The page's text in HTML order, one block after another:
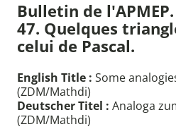
Bulletin de
47. Quelques
celui de Pascal.
English Title : Some
(ZDM/Mathdi)
Deutscher Titel : Analoga
(ZDM/Mathdi)